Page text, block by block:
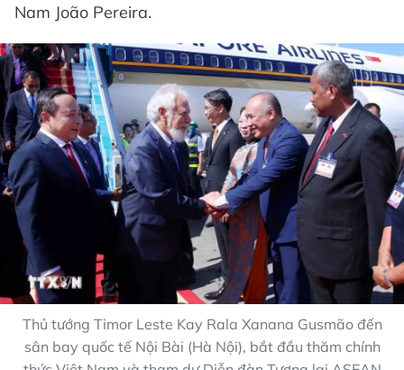
Nam João Pereira.
Thủ tướng Timor Leste Kay Rala Xanana Gusmão đến
sân bay quốc tế Nội Bài (Hà Nội), bắt đầu thăm chính